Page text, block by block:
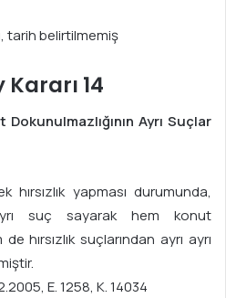
tarih belirtilmemiş
14
Dokunulmazlığının Ayrı Suçlar
hırsızlık yapması durumunda,
suç sayarak hem konut
hırsızlık suçlarından ayrı ayrı
E. 1258, K. 14034